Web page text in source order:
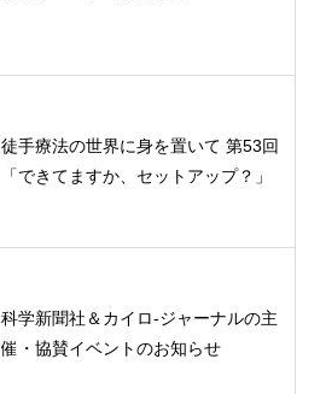
徒手療法の世界に身を置いて 第53回
「できてますか、セットアップ？」
科学新聞社＆カイロ-ジャーナルの主
催・協賛イベントのお知らせ